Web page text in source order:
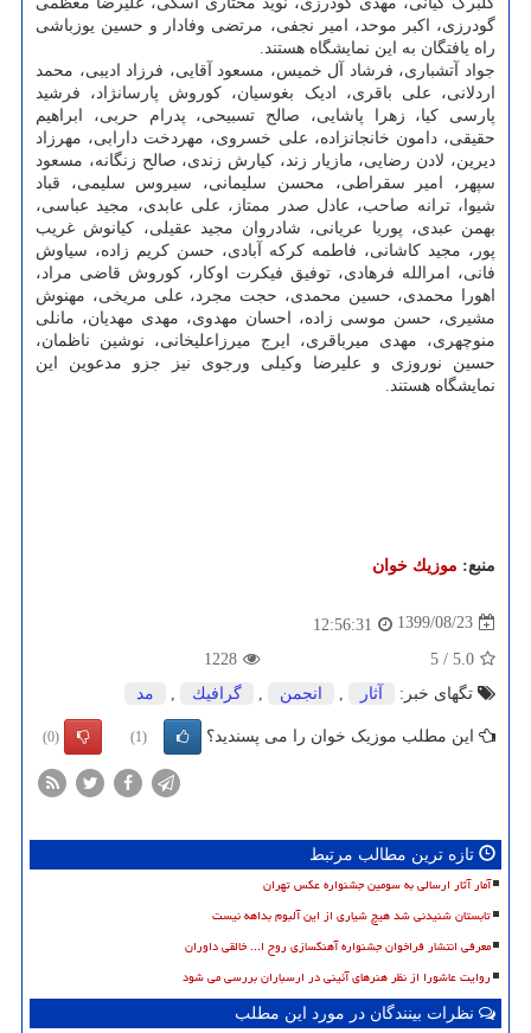
گودرزی، اکبر موحد، امیر نجفی، مرتضی وفادار و حسین یوزباشی
راه یافتگان به این نمایشگاه هستند.
جواد آتشباری، فرشاد آل خمیس، مسعود آقایی، فرزاد ادیبی، محمد
اردلانی، علی باقری، ادیک بغوسیان، کوروش پارسانژاد، فرشید
پارسی کیا، زهرا پاشایی، صالح تسبیحی، پدرام حربی، ابراهیم
حقیقی، دامون خانجانزاده، علی خسروی، مهردخت دارابی، مهرزاد
دیرین، لادن رضایی، مازیار زند، کیارش زندی، صالح زنگانه، مسعود
سپهر، امیر سقراطی، محسن سلیمانی، سیروس سلیمی، قباد
شیوا، ترانه صاحب، عادل صدر ممتاز، علی عابدی، مجید عباسی،
بهمن عبدی، پوریا عریانی، شادروان مجید عقیلی، کیانوش غریب
پور، مجید کاشانی، فاطمه کرکه آبادی، حسن کریم زاده، سیاوش
فانی، امرالله فرهادی، توفیق فیکرت اوکار، کوروش قاضی مراد،
اهورا محمدی، حسین محمدی، حجت مجرد، علی مریخی، مهنوش
مشیری، حسن موسی زاده، احسان مهدوی، مهدی مهدیان، مانلی
منوچهری، مهدی میرباقری، ایرج میرزاعلیخانی، نوشین ناظمان،
حسین نوروزی و علیرضا وکیلی ورجوی نیز جزو مدعوین این
نمایشگاه هستند.
منبع: موزیك خوان
1399/08/23
12:56:31
5.0
/
5
1228
تگهای خبر:
آثار انجمن گرافیك مد
این مطلب موزیک خوان را می پسندید؟ (1)
(0)
تازه ترین مطالب مرتبط
آمار آثار ارسالی به سومین جشنواره عکس تهران
تابستان شنیدنی شد هیچ شیاری از این آلبوم بداهه نیست
معرفی انتشار فراخوان جشنواره آهنگسازی روح ا... خالقی داوران
روایت عاشورا از نظر هنرهای آئینی در ارسباران بررسی می شود
نظرات بینندگان در مورد این مطلب